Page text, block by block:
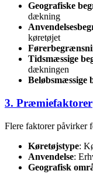
Geografiske
dækning
køretøjet
Tidsmæssige
dækningen
Beløbsmæssige
3. Præmiefaktorer
Flere faktorer påvirker
Køretøjstype:
Anvendelse:
Geografisk